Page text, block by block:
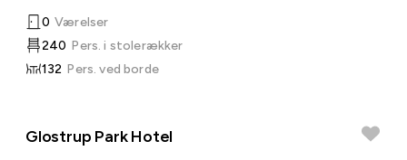
0 Værelser
240 Pers. i stolerækker
132 Pers. ved borde
Glostrup Park Hotel